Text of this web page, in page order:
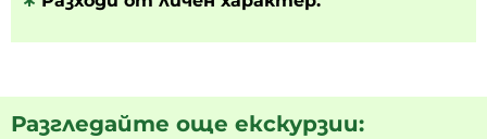
Разгледайте още екскурзии: